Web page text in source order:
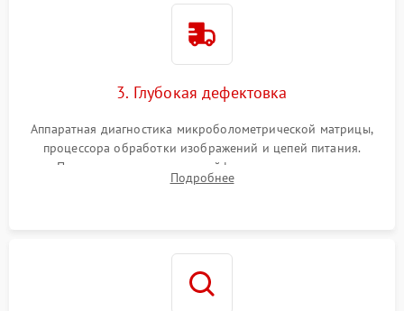
3. Глубокая дефектовка
Аппаратная диагностика микроболометрической матрицы,
процессора обработки изображений и цепей питания.
Проверка целостности шлейфов, модуля памяти и
интерфейсов связи. Выявление сгоревших SMD-компонентов
Подробнее